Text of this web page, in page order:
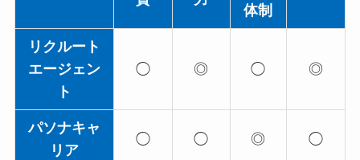
体制
リクルート
エージェン
ト
◯ ◎ ◯ ◎
パソナキャ
リア
◯ ◯ ◎ ◯